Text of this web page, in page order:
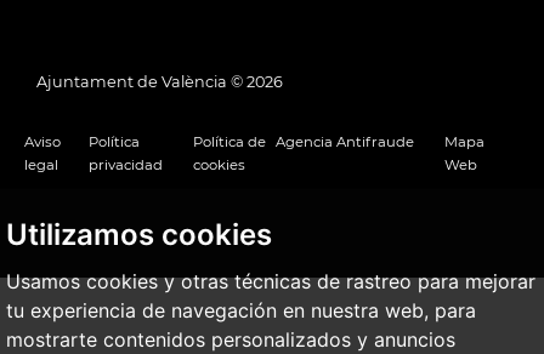
Utilizamos cookies
Usamos cookies y otras técnicas de rastreo para mejorar
tu experiencia de navegación en nuestra web, para
mostrarte contenidos personalizados y anuncios
Ajuntament de València © 2026
Aviso
legal
Política
privacidad
Política de
cookies
Agencia Antifraude
Mapa
Web